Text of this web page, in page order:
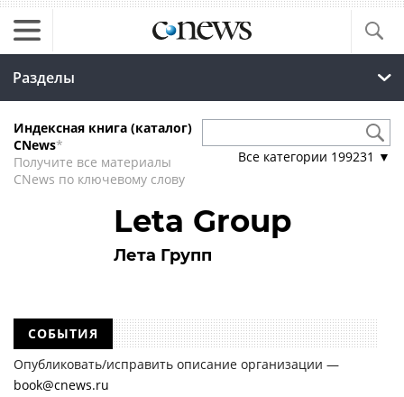
Разделы
Индексная книга (каталог)
CNews*
Получите все материалы
CNews по ключевому слову
Все категории 199231 ▼
Leta Group
Лета Групп
СОБЫТИЯ
Опубликовать/исправить описание организации —
book@cnews.ru